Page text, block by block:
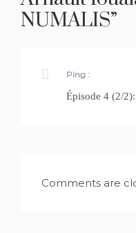
NUMALIS”
Ping :
Épisode 4 (2/
Comments are